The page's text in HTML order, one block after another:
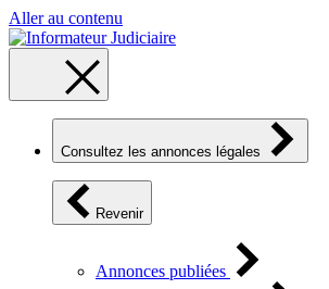
Aller au contenu
Consultez les annonces légales
Revenir
Annonces publiées